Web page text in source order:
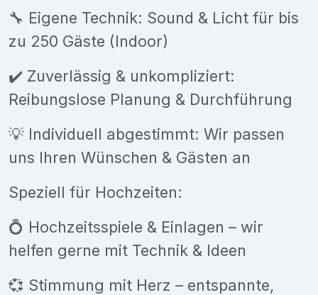
🔧 Eigene Technik: Sound & Licht für bis
zu 250 Gäste (Indoor)
✔️ Zuverlässig & unkompliziert:
Reibungslose Planung & Durchführung
💡 Individuell abgestimmt: Wir passen
uns Ihren Wünschen & Gästen an
Speziell für Hochzeiten:
💍 Hochzeitsspiele & Einlagen – wir
helfen gerne mit Technik & Ideen
💞 Stimmung mit Herz – entspannte,